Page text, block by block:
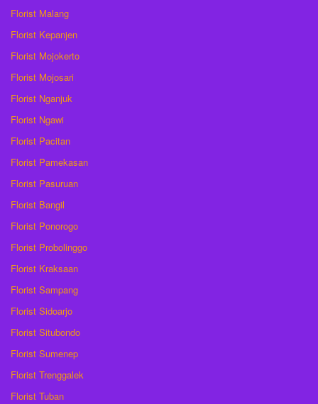
Florist Malang
Florist Kepanjen
Florist Mojokerto
Florist Mojosari
Florist Nganjuk
Florist Ngawi
Florist Pacitan
Florist Pamekasan
Florist Pasuruan
Florist Bangil
Florist Ponorogo
Florist Probolinggo
Florist Kraksaan
Florist Sampang
Florist Sidoarjo
Florist Situbondo
Florist Sumenep
Florist Trenggalek
Florist Tuban